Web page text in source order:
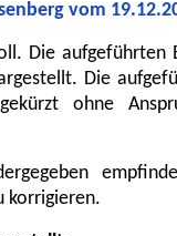
vom
Die aufgeführten
Die
ohne
korrigieren.